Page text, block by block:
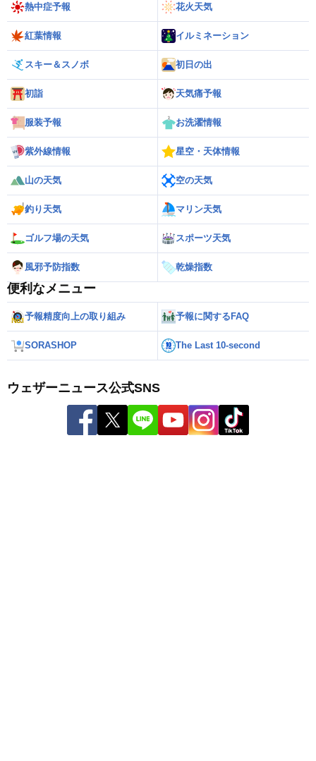
熱中症予報 花火天気
紅葉情報 イルミネーション
スキー＆スノボ 初日の出
初詣 天気痛予報
服装予報 お洗濯情報
紫外線情報 星空・天体情報
山の天気 空の天気
釣り天気 マリン天気
ゴルフ場の天気 スポーツ天気
風邪予防指数 乾燥指数
便利なメニュー
予報精度向上の取り組み 予報に関するFAQ
SORASHOP The Last 10-second
ウェザーニュース公式SNS